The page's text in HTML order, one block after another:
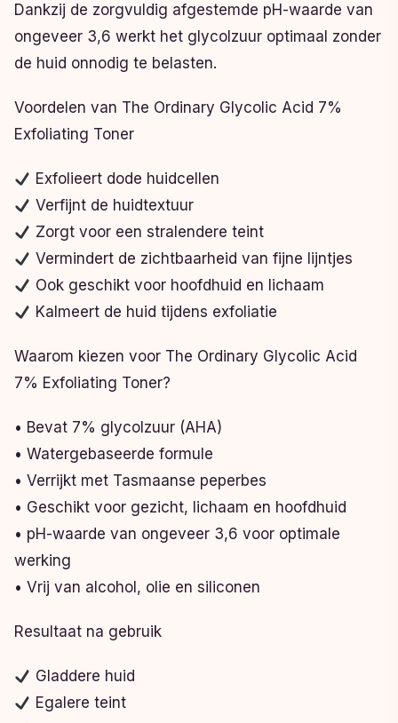
Dankzij de zorgvuldig afgestemde pH-waarde van
ongeveer 3,6 werkt het glycolzuur optimaal zonder
de huid onnodig te belasten.
Voordelen van The Ordinary Glycolic Acid 7%
Exfoliating Toner
Exfolieert dode huidcellen
Verfijnt de huidtextuur
Zorgt voor een stralendere teint
Vermindert de zichtbaarheid van fijne lijntjes
Ook geschikt voor hoofdhuid en lichaam
Kalmeert de huid tijdens exfoliatie
Waarom kiezen voor The Ordinary Glycolic Acid
7% Exfoliating Toner?
• Bevat 7% glycolzuur (AHA)
• Watergebaseerde formule
• Verrijkt met Tasmaanse peperbes
• Geschikt voor gezicht, lichaam en hoofdhuid
• pH-waarde van ongeveer 3,6 voor optimale
werking
• Vrij van alcohol, olie en siliconen
Resultaat na gebruik
Gladdere huid
Egalere teint